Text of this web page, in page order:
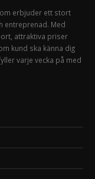
erbjuder ett stort
entreprenad. Med
attraktiva priser
kund ska känna dig
varje vecka på med